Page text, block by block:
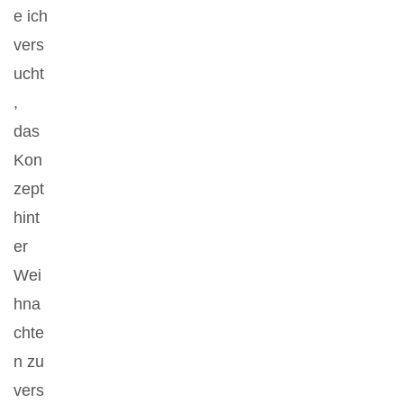
e ich
vers
ucht
,
das
Kon
zept
hint
er
Wei
hna
chte
n zu
vers